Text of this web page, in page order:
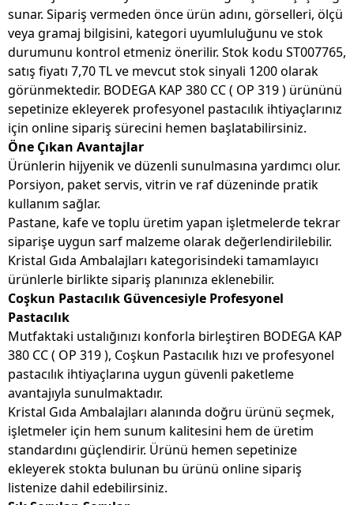
sunar. Sipariş vermeden önce ürün adını, görselleri, ölçü
veya gramaj bilgisini, kategori uyumluluğunu ve stok
durumunu kontrol etmeniz önerilir. Stok kodu ST007765,
satış fiyatı 7,70 TL ve mevcut stok sinyali 1200 olarak
görünmektedir. BODEGA KAP 380 CC ( OP 319 ) ürününü
sepetinize ekleyerek profesyonel pastacılık ihtiyaçlarınız
için online sipariş sürecini hemen başlatabilirsiniz.
Öne Çıkan Avantajlar
Ürünlerin hijyenik ve düzenli sunulmasına yardımcı olur.
Porsiyon, paket servis, vitrin ve raf düzeninde pratik
kullanım sağlar.
Pastane, kafe ve toplu üretim yapan işletmelerde tekrar
siparişe uygun sarf malzeme olarak değerlendirilebilir.
Kristal Gıda Ambalajları kategorisindeki tamamlayıcı
ürünlerle birlikte sipariş planınıza eklenebilir.
Coşkun Pastacılık Güvencesiyle Profesyonel
Pastacılık
Mutfaktaki ustalığınızı konforla birleştiren BODEGA KAP
380 CC ( OP 319 ), Coşkun Pastacılık hızı ve profesyonel
pastacılık ihtiyaçlarına uygun güvenli paketleme
avantajıyla sunulmaktadır.
Kristal Gıda Ambalajları alanında doğru ürünü seçmek,
işletmeler için hem sunum kalitesini hem de üretim
standardını güçlendirir. Ürünü hemen sepetinize
ekleyerek stokta bulunan bu ürünü online sipariş
listenize dahil edebilirsiniz.